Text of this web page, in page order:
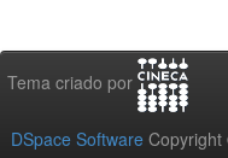
Tema criado por
DSpace Software